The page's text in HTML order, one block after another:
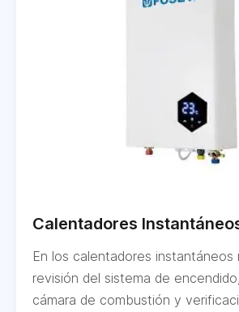
Calentadores
En los calentadores instantáneos
revisión del sistema de
cámara de combustión y